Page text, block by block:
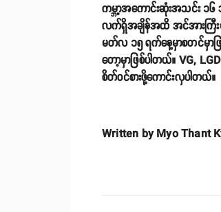
ကမ္ဘာ့အကောင်းဆုံးအသင်း ၁
လက်ရှိအချိန်အထိ အင်အားကြီး
မတ်လ ၁၅ ရက်နေ့မှာစတင်မှာ
တော့မှာဖြစ်ပါတယ်။ VG,
စိတ်ဝင်စားဖို့ကောင်းလှပါတယ်။
Written by Myo Thant